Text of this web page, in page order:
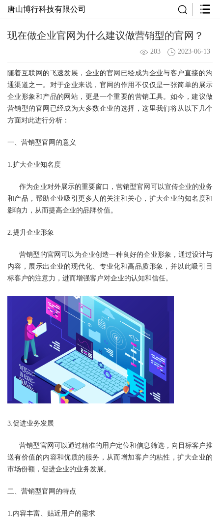
唐山博行科技有限公司
现在做企业官网为什么建议做营销型的官网？
203 2023-06-13
随着互联网的飞速发展， 企业的官网 已经成为企业与客户直接的沟
通渠道之一。对于企业来说，官网的作用不仅仅是一张简单的展示
企业形象和产品的网站，更是一个重要的营销工具。如今，建议做
营销型的官网 已经成为大多数企业的选择，这里我们将从以下几个
方面对此进行分析：
一、营销型官网的意义
1.扩大企业知名度
作为企业对外展示的重要窗口，营销型官网可以宣传企业的业务
和产品，帮助企业吸引更多人的关注和关心，扩大企业的知名度和
影响力，从而提高企业的品牌价值。
2.提升企业形象
营销型的官网 可以为企业创造一种良好的企业形象，通过设计与
内容，展示出企业的现代化、专业化和高品质形象，并以此吸引目
标客户的注意力，进而增强客户对企业的认知和信任。
3.促进业务发展
营销型官网可以通过精准的用户定位和信息筛选，向目标客户推
送有价值的内容和优质的服务，从而增加客户的粘性，扩大企业的
市场份额，促进企业的业务发展。
二、营销型官网的特点
1.内容丰富、贴近用户的需求